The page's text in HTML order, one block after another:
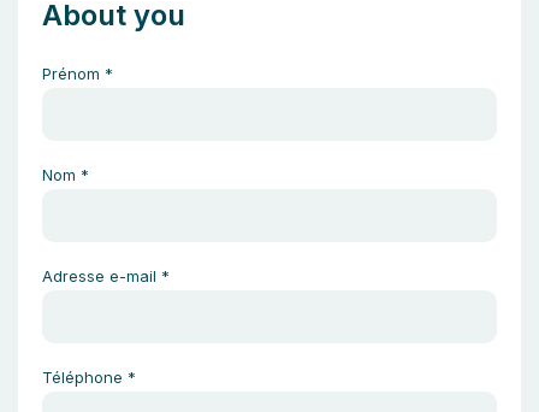
About you
Prénom *
Nom *
Adresse e-mail *
Téléphone *